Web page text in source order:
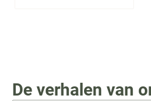
De verhalen van